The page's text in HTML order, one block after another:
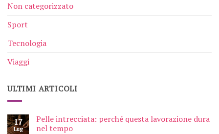
Non categorizzato
Sport
Tecnologia
Viaggi
ULTIMI ARTICOLI
17
Lug
Pelle intrecciata: perché questa lavorazione dura
nel tempo